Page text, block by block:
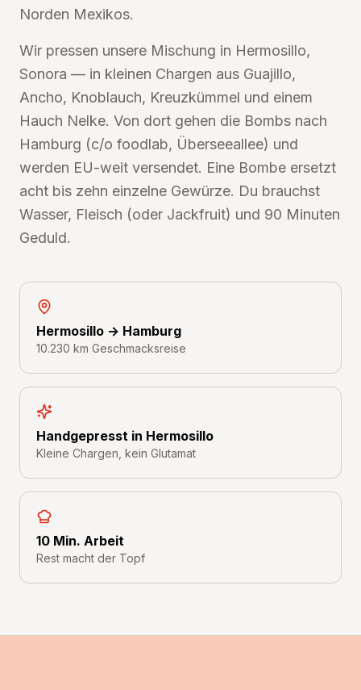
Norden Mexikos.
Wir pressen unsere Mischung in Hermosillo,
Sonora — in kleinen Chargen aus Guajillo,
Ancho, Knoblauch, Kreuzkümmel und einem
Hauch Nelke. Von dort gehen die Bombs nach
Hamburg (c/o foodlab, Überseeallee) und
werden EU-weit versendet. Eine Bombe ersetzt
acht bis zehn einzelne Gewürze. Du brauchst
Wasser, Fleisch (oder Jackfruit) und 90 Minuten
Geduld.
Hermosillo → Hamburg
10.230 km Geschmacksreise
Handgepresst in Hermosillo
Kleine Chargen, kein Glutamat
10 Min. Arbeit
Rest macht der Topf